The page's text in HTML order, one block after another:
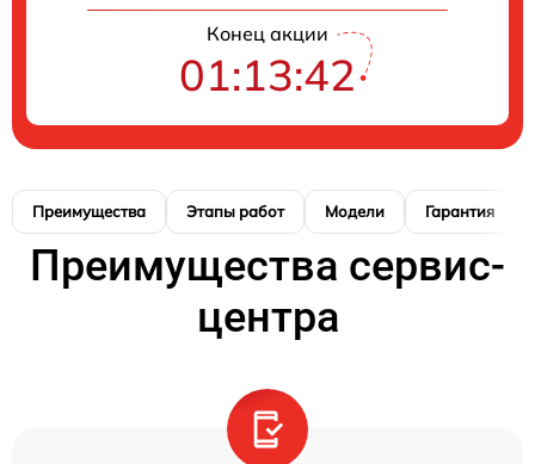
Конец акции
01:13:41
Преимущества Этапы работ Модели Гарантия
Преимущества сервис-
центра